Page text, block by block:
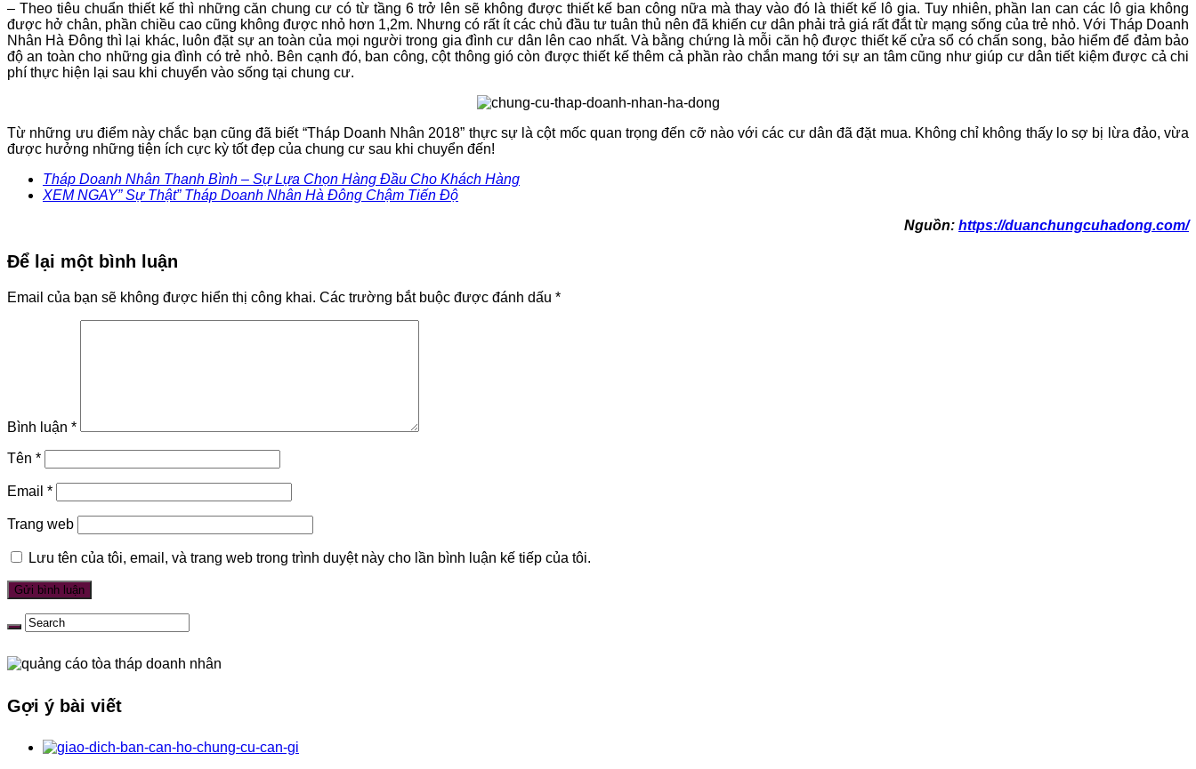
– Theo tiêu chuẩn thiết kế thì những căn chung cư có từ tầng 6 trở lên sẽ không được thiết kế ban công nữa mà thay vào đó là thiết kế lô gia. Tuy nhiên, phần lan can các lô gia không
được hở chân, phần chiều cao cũng không được nhỏ hơn 1,2m. Nhưng có rất ít các chủ đầu tư tuân thủ nên đã khiến cư dân phải trả giá rất đắt từ mạng sống của trẻ nhỏ. Với Tháp Doanh
Nhân Hà Đông thì lại khác, luôn đặt sự an toàn của mọi người trong gia đình cư dân lên cao nhất. Và bằng chứng là mỗi căn hộ được thiết kế cửa sổ có chấn song, bảo hiểm để đảm bảo
độ an toàn cho những gia đình có trẻ nhỏ. Bên cạnh đó, ban công, cột thông gió còn được thiết kế thêm cả phần rào chắn mang tới sự an tâm cũng như giúp cư dân tiết kiệm được cả chi
phí thực hiện lại sau khi chuyển vào sống tại chung cư.
Từ những ưu điểm này chắc bạn cũng đã biết “Tháp Doanh Nhân 2018” thực sự là cột mốc quan trọng đến cỡ nào với các cư dân đã đặt mua. Không chỉ không thấy lo sợ bị lừa đảo, vừa
được hưởng những tiện ích cực kỳ tốt đẹp của chung cư sau khi chuyển đến!
Tháp Doanh Nhân Thanh Bình – Sự Lựa Chọn Hàng Đầu Cho Khách Hàng
XEM NGAY” Sự Thật” Tháp Doanh Nhân Hà Đông Chậm Tiến Độ
Nguồn: https://duanchungcuhadong.com/
Để lại một bình luận
Email của bạn sẽ không được hiển thị công khai. Các trường bắt buộc được đánh dấu *
Bình luận *
Tên *
Email *
Trang web
Lưu tên của tôi, email, và trang web trong trình duyệt này cho lần bình luận kế tiếp của tôi.
Gợi ý bài viết